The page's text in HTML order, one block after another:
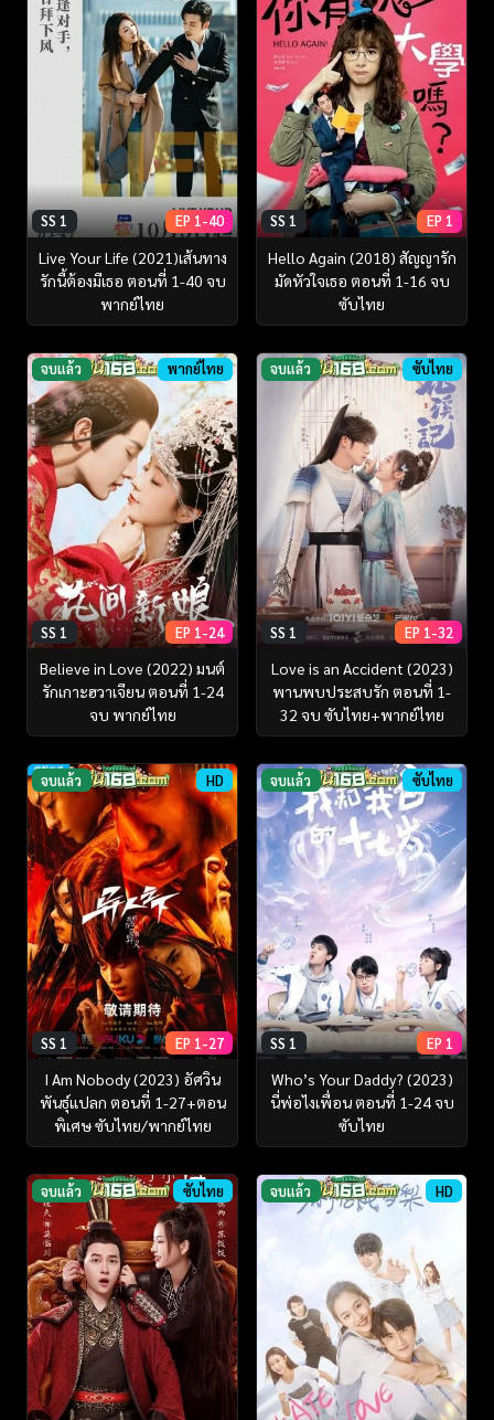
SS 1 EP 1-40
Live Your Life (2021)เส้นทาง
รักนี้ต้องมีเธอ ตอนที่ 1-40 จบ
พากย์ไทย
SS 1 EP 1
Hello Again (2018) สัญญารัก
มัดหัวใจเธอ ตอนที่ 1-16 จบ
ซับไทย
จบแล้ว พากย์ไทย
SS 1 EP 1-24
Believe in Love (2022) มนต์
รักเกาะฮวาเจียน ตอนที่ 1-24
จบ พากย์ไทย
จบแล้ว ซับไทย
SS 1 EP 1-32
Love is an Accident (2023)
พานพบประสบรัก ตอนที่ 1-
32 จบ ซับไทย+พากย์ไทย
จบแล้ว HD
SS 1 EP 1-27
I Am Nobody (2023) อัศวิน
พันธุ์แปลก ตอนที่ 1-27+ตอน
พิเศษ ซับไทย/พากย์ไทย
จบแล้ว ซับไทย
SS 1 EP 1
Who’s Your Daddy? (2023)
นี่พ่อไงเพื่อน ตอนที่ 1-24 จบ
ซับไทย
จบแล้ว ซับไทย จบแล้ว HD